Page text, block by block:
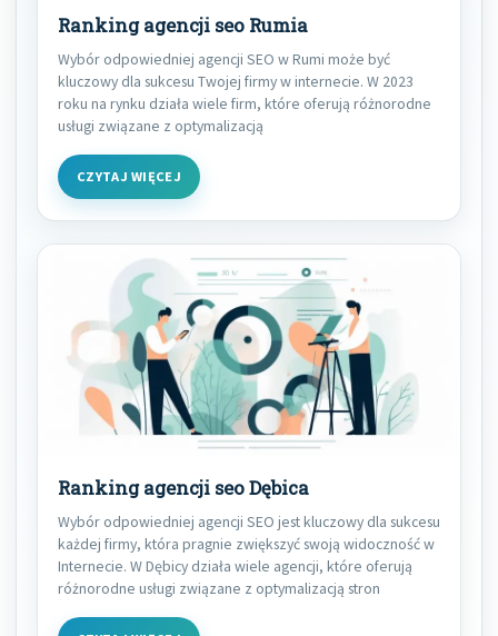
Ranking agencji seo Rumia
Wybór odpowiedniej agencji SEO w Rumi może być
kluczowy dla sukcesu Twojej firmy w internecie. W 2023
roku na rynku działa wiele firm, które oferują różnorodne
usługi związane z optymalizacją
CZYTAJ WIĘCEJ
Ranking agencji seo Dębica
Wybór odpowiedniej agencji SEO jest kluczowy dla sukcesu
każdej firmy, która pragnie zwiększyć swoją widoczność w
Internecie. W Dębicy działa wiele agencji, które oferują
różnorodne usługi związane z optymalizacją stron